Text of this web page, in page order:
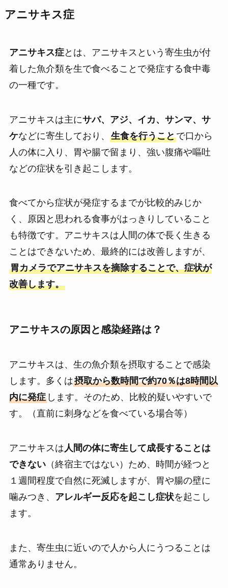
アニサキス症
アニサキス症とは、アニサキスという寄生虫が付
着した魚介類を生で食べることで発症する食中毒
の一種です。
アニサキスは主にサバ、アジ、イカ、サンマ、サ
ケなどに寄生しており、 生食を行うことで口から
人の体に入り、胃や腸で留まり、強い腹痛や嘔吐
などの症状を引き起こします。
食べてから症状が発症するまでが比較的みじか
く、原因と思われる食事がはっきりしていること
も特徴です。アニサキスは人間の体で長く生きる
ことはできないため、最終的には改善しますが、
胃カメラでアニサキスを摘除することで、症状が
改善します。
アニサキスの原因と感染経路は？
アニサキスは、生の魚介類を摂取することで感染
します。多くは摂取から数時間で約70％は8時間以
内に発症します。そのため、比較的疑いやすいで
す。（直前に刺身などを食べている場合等）
アニサキスは 人間の体に寄生して成長することは
できない（終宿主ではない）ため、時間が経つと
１週間程度で自然に死滅しますが、胃や腸の壁に
噛みつき、 アレルギー反応を起こし症状を起こし
ます。
また、寄生虫に近いので人から人にうつることは
通常ありません。